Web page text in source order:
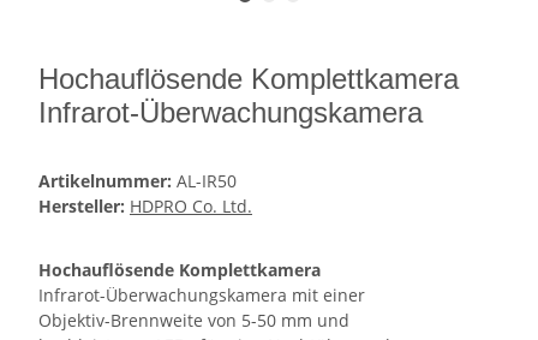
Hochauflösende Komplettkamera
Infrarot-Überwachungskamera
Artikelnummer: AL-IR50
Hersteller: HDPRO Co. Ltd.
Hochauflösende Komplettkamera
Infrarot-Überwachungskamera mit einer
Objektiv-Brennweite von 5-50 mm und